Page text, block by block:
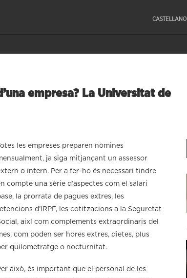
CASTELLANO
empresa? La Universitat de
Totes les empreses preparen nòmines
ja siga mitjançant un assessor
o intern. Per a fer-ho és necessari tindre
compte una sèrie d’aspectes com el salari
la prorrata de pagues extres, les
d’IRPF, les cotitzacions a la Seguretat
així com complements extraordinaris del
com poden ser hores extres, dietes, plus
quilometratge o nocturnitat.
això, és important que el personal de les